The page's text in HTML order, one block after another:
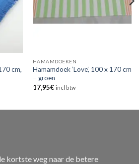
cm,
HAMAMDOEKEN
Hamamdoek ‘Love’, 100 x 170 cm
– groen
17,95€ incl btw
kortste weg naar de betere